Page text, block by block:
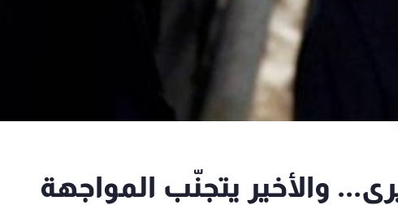
والأخير يتجنّب المواجهة